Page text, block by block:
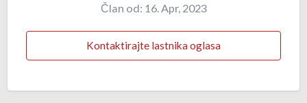
Član od: 16. Apr, 2023
Kontaktirajte lastnika oglasa